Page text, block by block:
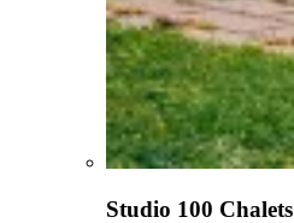
Studio 100 Chalets